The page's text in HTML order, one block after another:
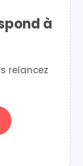
à
relancez